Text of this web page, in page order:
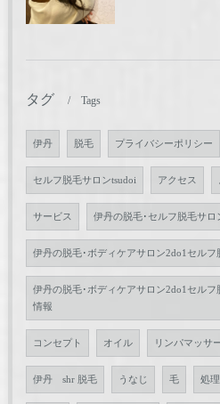
タグ Tags
伊丹 脱毛 プライバシーポリシー
セルフ脱毛サロンtsudoi アクセス
サービス 伊丹の脱毛･セルフ脱毛サロ
伊丹の脱毛･ボディケアサロン2do1セルフ
伊丹の脱毛･ボディケアサロン2do1セルフ
情報
コンセプト オイル リンパマッサ
伊丹 shr 脱毛 うなじ 毛 処理